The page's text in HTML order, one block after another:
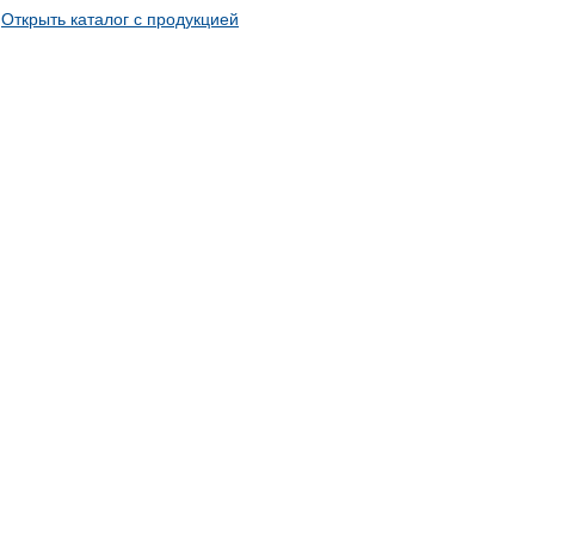
Открыть каталог с продукцией